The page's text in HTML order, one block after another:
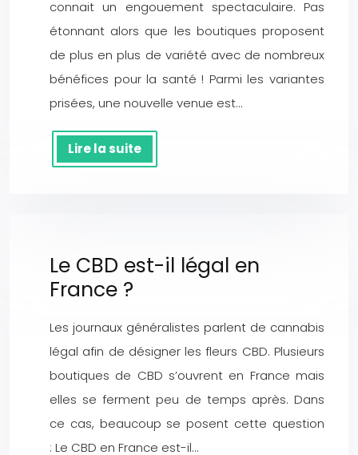
connait un engouement spectaculaire. Pas
étonnant alors que les boutiques proposent
de plus en plus de variété avec de nombreux
bénéfices pour la santé ! Parmi les variantes
prisées, une nouvelle venue est…
Lire la suite
Le CBD est-il légal en
France ?
Les journaux généralistes parlent de cannabis
légal afin de désigner les fleurs CBD. Plusieurs
boutiques de CBD s’ouvrent en France mais
elles se ferment peu de temps après. Dans
ce cas, beaucoup se posent cette question
: Le CBD en France est-il…